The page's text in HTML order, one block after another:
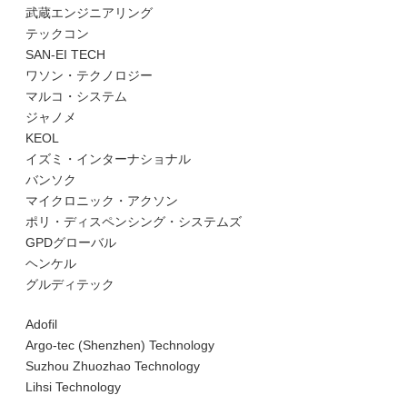
武蔵エンジニアリング
テックコン
SAN-EI TECH
ワソン・テクノロジー
マルコ・システム
ジャノメ
KEOL
イズミ・インターナショナル
バンソク
マイクロニック・アクソン
ポリ・ディスペンシング・システムズ
GPDグローバル
ヘンケル
グルディテック
Adofil
Argo-tec (Shenzhen) Technology
Suzhou Zhuozhao Technology
Lihsi Technology